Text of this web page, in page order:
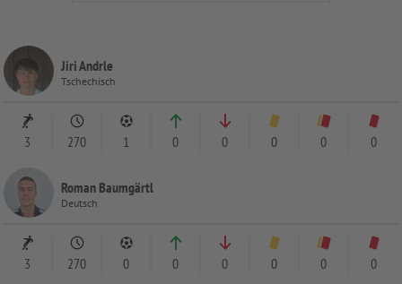
Jiri Andrle
Tschechisch
3 270 1 0 0 0 0 0
Roman Baumgärtl
Deutsch
3 270 0 0 0 0 0 0